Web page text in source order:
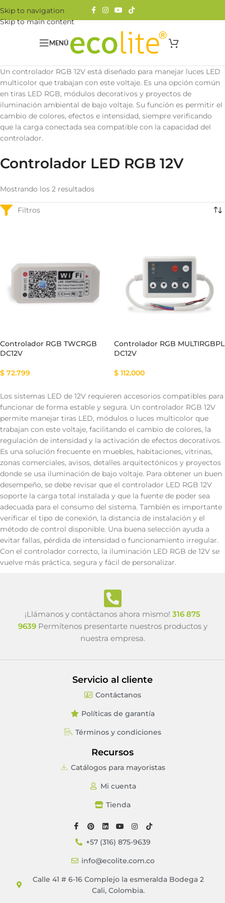
Skip to navigation
Skip to main content
MENÚ
Un controlador RGB 12V está diseñado para manejar luces LED
multicolor que trabajan con este voltaje. Es una opción común
en tiras LED RGB, módulos decorativos y proyectos de
iluminación ambiental de bajo voltaje. Su función es permitir el
cambio de colores, efectos e intensidad, siempre verificando
que la carga conectada sea compatible con la capacidad del
controlador.
Controlador LED RGB 12V
Mostrando los 2 resultados
Controlador RGB TWCRGB
DC12V
$ 72.799
Controlador RGB MULTIRGBPL
DC12V
$ 112.000
Los sistemas LED de 12V requieren accesorios compatibles para
funcionar de forma estable y segura. Un controlador RGB 12V
permite manejar tiras LED, módulos o luces multicolor que
trabajan con este voltaje, facilitando el cambio de colores, la
regulación de intensidad y la activación de efectos decorativos.
Es una solución frecuente en muebles, habitaciones, vitrinas,
zonas comerciales, avisos, detalles arquitectónicos y proyectos
donde se usa iluminación de bajo voltaje. Para obtener un buen
desempeño, se debe revisar que el controlador LED RGB 12V
soporte la carga total instalada y que la fuente de poder sea
adecuada para el consumo del sistema. También es importante
verificar el tipo de conexión, la distancia de instalación y el
método de control disponible. Una buena selección ayuda a
evitar fallas, pérdida de intensidad o funcionamiento irregular.
Con el controlador correcto, la iluminación LED RGB de 12V se
vuelve más práctica, segura y fácil de personalizar.
¡Llámanos y contáctanos ahora mismo! 316 875
9639Permítenos presentarte nuestros productos y
nuestra empresa.
Servicio al cliente
Contáctanos
Políticas de garantía
Términos y condiciones
Recursos
Catálogos para mayoristas
Mi cuenta
Tienda
+57 (316) 875-9639
info@ecolite.com.co
Calle 41 # 6-16 Complejo la esmeralda Bodega 2
Cali, Colombia.